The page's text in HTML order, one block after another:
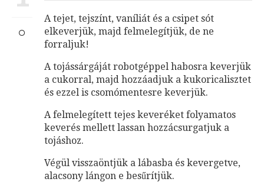
A tejet, tejszínt, vaníliát és a csipet sót
elkeverjük, majd felmelegítjük, de ne
forraljuk!
A tojássárgáját robotgéppel habosra keverjük
a cukorral, majd hozzáadjuk a kukoricalisztet
és ezzel is csomómentesre keverjük.
A felmelegített tejes keveréket folyamatos
keverés mellett lassan hozzácsurgatjuk a
tojáshoz.
Végül visszaöntjük a lábasba és kevergetve,
alacsony lángon e besűrítjük.